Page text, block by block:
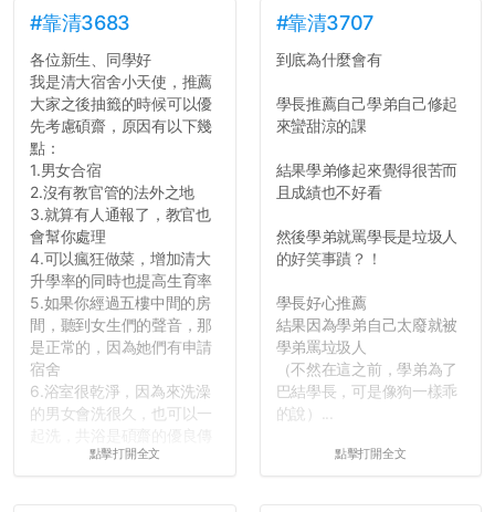
長作弊的風氣。
反正老人我明天就要搬離新
關，就當最後一天發個牢騷
吧XD，祝學弟妹們修課順利
#靠清3683
各位新生、同學好
我是清大宿舍小天使，推薦
大家之後抽籤的時候可以優
先考慮碩齋，原因有以下幾
點：
1.男女合宿
2.沒有教官管的法外之地
3.就算有人通報了，教官也
會幫你處理
4.可以瘋狂做菜，增加清大
升學率的同時也提高生育率
5.如果你經過五樓中間的房
間，聽到女生們的聲音，那
是正常的，因為她們有申請
宿舍
6.浴室很乾淨，因為來洗澡
的男女會洗很久，也可以一
點擊打開全文
#靠清3707
到底為什麼會有
學長推薦自己學弟自己修起
來蠻甜涼的課
結果學弟修起來覺得很苦而
且成績也不好看
然後學弟就罵學長是垃圾人
的好笑事蹟？！
學長好心推薦
結果因為學弟自己太廢就被
學弟罵垃圾人
（不然在這之前，學弟為了
巴結學長，可是像狗一樣乖
的說）...
點擊打開全文